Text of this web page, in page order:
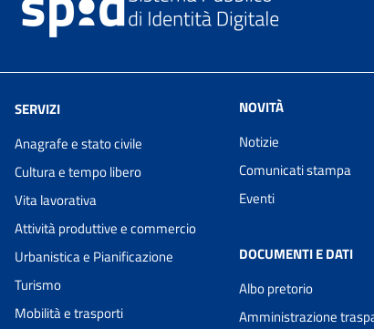
SERVIZI
Anagrafe e stato civile
Cultura e tempo libero
Vita lavorativa
Attività produttive e commercio
Urbanistica e Pianificazione
Turismo
Mobilità e trasporti
NOVITÀ
Notizie
Comunicati stampa
Eventi
DOCUMENTI E DATI
Albo pretorio
Amministrazione